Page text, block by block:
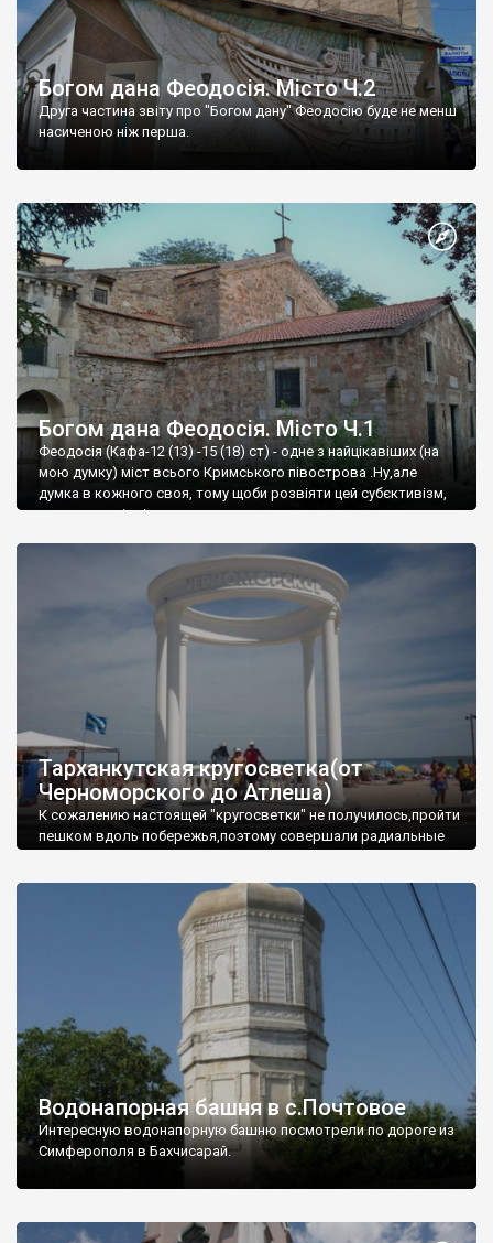
Богом дана Феодосія. Місто Ч.2
Друга частина звіту про "Богом дану" Феодосію буде не менш
насиченою ніж перша.
Богом дана Феодосія. Місто Ч.1
Феодосія (Кафа-12 (13) -15 (18) ст) - одне з найцікавіших (на
мою думку) міст всього Кримського півострова .Ну,але
думка в кожного своя, тому щоби розвіяти цей субєктивізм,
запрошую відвідати це
Тарханкутская кругосветка(от
Черноморского до Атлеша)
К сожалению настоящей "кругосветки" не получилось,пройти
пешком вдоль побережья,поэтому совершали радиальные
Водонапорная башня в с.Почтовое
Интересную водонапорную башню посмотрели по дороге из
Симферополя в Бахчисарай.